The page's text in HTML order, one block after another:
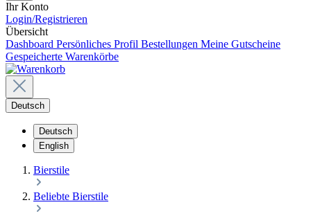
Ihr Konto
Login/Registrieren
Übersicht
Dashboard Persönliches Profil Bestellungen Meine Gutscheine
Gespeicherte Warenkörbe
Deutsch
Deutsch
English
Bierstile
Beliebte Bierstile